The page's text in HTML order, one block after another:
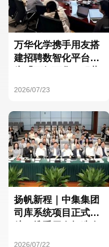
万华化学携手用友搭
建招聘数智化平台，
2026/07/23
扬帆新程｜中集集团
司库系统项目正式启
2026/07/22